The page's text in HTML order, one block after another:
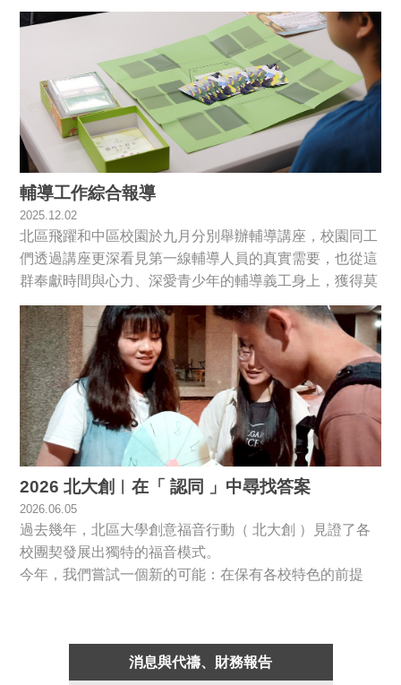
消息與代禱、財務報告
暖的氛圍。
輔導工作綜合報導
2025.12.02
北區飛躍和中區校園於九月分別舉辦輔導講座，校園同工
們透過講座更深看見第一線輔導人員的真實需要，也從這
群奉獻時間與心力、深愛青少年的輔導義工身上，獲得莫
大的激勵與感動...
2026 北大創︱在「 認同 」中尋找答案
2026.06.05
過去幾年，北區大學創意福音行動（ 北大創 ）見證了各
校團契發展出獨特的福音模式。
今年，我們嘗試一個新的可能：在保有各校特色的前提
下各自發揮。這樣既能保有創意空間，又能產生集體影響
力，也讓各校彼此觀摩學習...